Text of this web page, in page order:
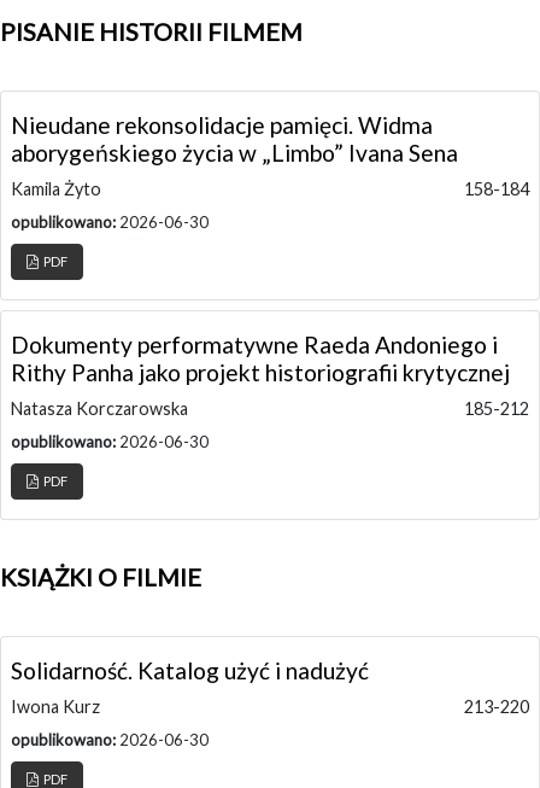
PISANIE HISTORII FILMEM
Nieudane rekonsolidacje pamięci. Widma
aborygeńskiego życia w „Limbo” Ivana Sena
Kamila Żyto 158-184
opublikowano: 2026-06-30
PDF
Dokumenty performatywne Raeda Andoniego i
Rithy Panha jako projekt historiografii krytycznej
Natasza Korczarowska 185-212
opublikowano: 2026-06-30
PDF
KSIĄŻKI O FILMIE
Solidarność. Katalog użyć i nadużyć
Iwona Kurz 213-220
opublikowano: 2026-06-30
PDF